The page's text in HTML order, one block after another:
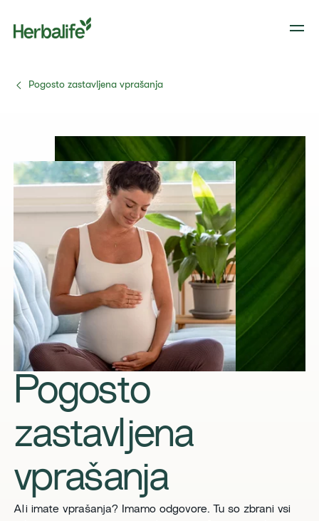
Pogosto zastavljena vprašanja
Pogosto
zastavljena
vprašanja
Ali imate vprašanja? Imamo odgovore. Tu so zbrani vsi